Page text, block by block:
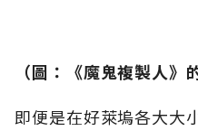
（圖：
《魔鬼複製人》
即便是在好萊塢各大大